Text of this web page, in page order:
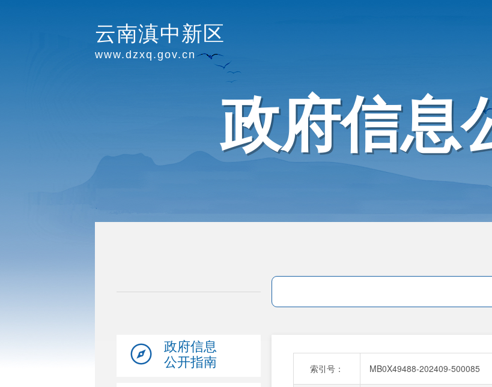
云南滇中新区
www.dzxq.gov.cn
政府信息
政府信息
公开指南
索引号： MB0X49488-202409-500085